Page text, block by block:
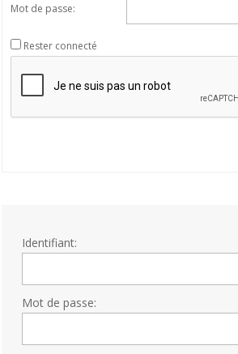
Mot de passe:
Rester connecté
Identifiant:
Mot de passe: